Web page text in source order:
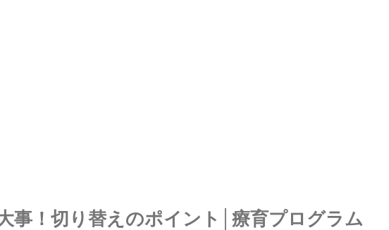
事！切り替えのポイント│療育プログラム